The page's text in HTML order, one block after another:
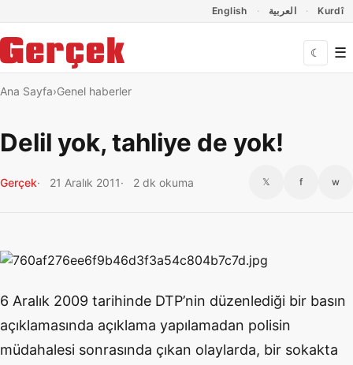
English العربية Kurdî
☾ ☰
Ana Sayfa Genel haberler
Delil yok, tahliye de yok!
Gerçek 21 Aralık 2011 2 dk okuma 𝕏 f w
6 Aralık 2009 tarihinde DTP’nin düzenlediği bir basın
açıklamasında açıklama yapılamadan polisin
müdahalesi sonrasında çıkan olaylarda, bir sokakta